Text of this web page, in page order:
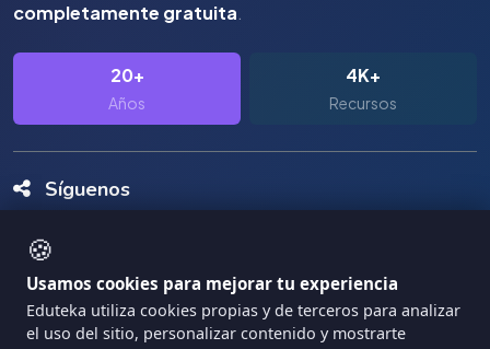
🍪
Usamos cookies para mejorar tu experiencia
Eduteka utiliza cookies propias y de terceros para analizar
el uso del sitio, personalizar contenido y mostrarte
completamente gratuita.
20+
Años
4K+
Recursos
Síguenos